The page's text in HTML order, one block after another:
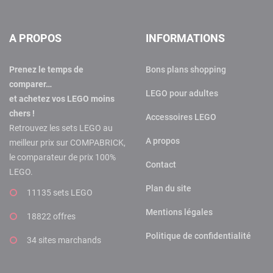
A PROPOS
Prenez le temps de
comparer…
et achetez vos LEGO moins
chers !
Retrouvez les sets LEGO au
meilleur prix sur COMPABRICK,
le comparateur de prix 100%
LEGO.
11135 sets LEGO
18822 offres
34 sites marchands
INFORMATIONS
Bons plans shopping
LEGO pour adultes
Accessoires LEGO
A propos
Contact
Plan du site
Mentions légales
Politique de confidentialité